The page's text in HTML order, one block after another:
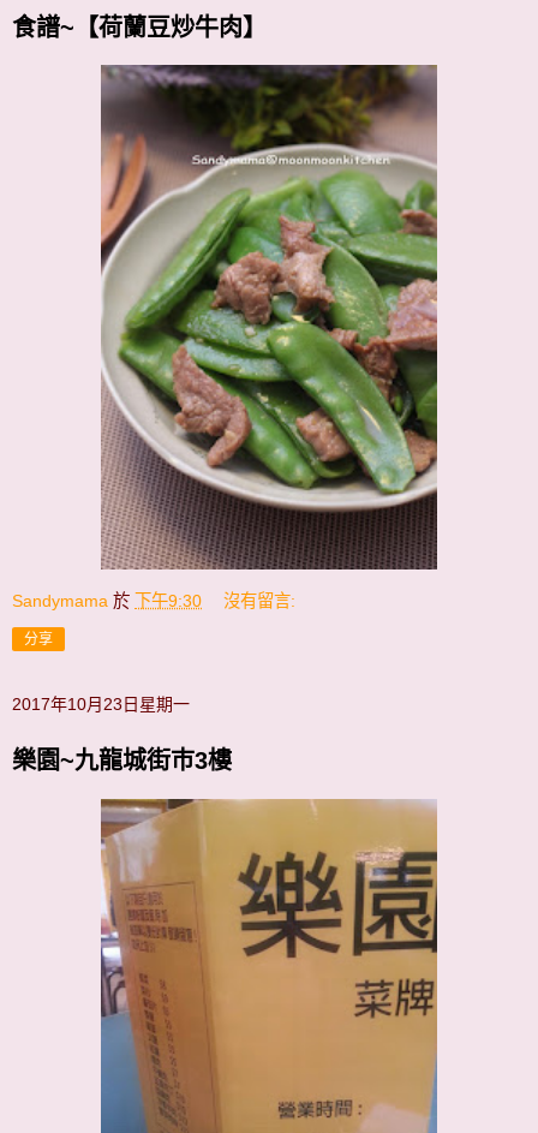
食譜~【荷蘭豆炒牛肉】
Sandymama 於 下午9:30 沒有留言:
分享
2017年10月23日星期一
樂園~九龍城街巿3樓